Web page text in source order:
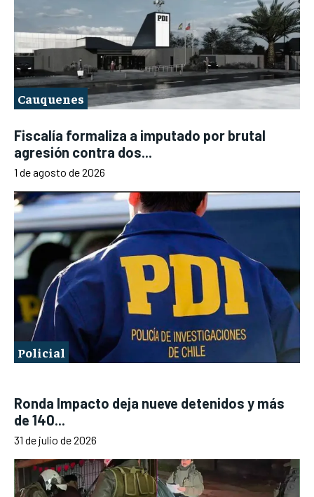
Cauquenes
Fiscalía formaliza a imputado por brutal
agresión contra dos...
1 de agosto de 2026
Policial
Ronda Impacto deja nueve detenidos y más
de 140...
31 de julio de 2026